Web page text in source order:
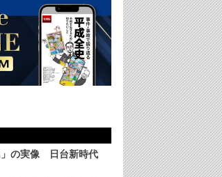
の実像 日台新時代